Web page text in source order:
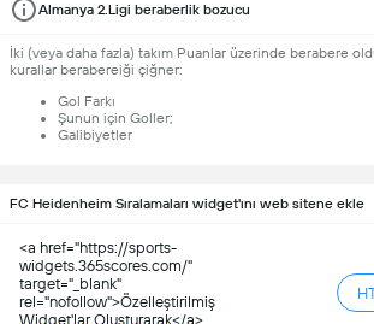
Almanya 2.Ligi beraberlik bozucu
İki (veya daha fazla) takım Puanlar üzerinde berabere
kurallar berabereiği çiğner:
Gol Farkı
Şunun için Goller;
Galibiyetler
FC Heidenheim Sıralamaları widget'ını web sitene ekle
<a href="https://sports-
widgets.365scores.com/"
target="_blank"
rel="nofollow">Özelleştirilmiş
Widget'lar Oluşturarak</a>